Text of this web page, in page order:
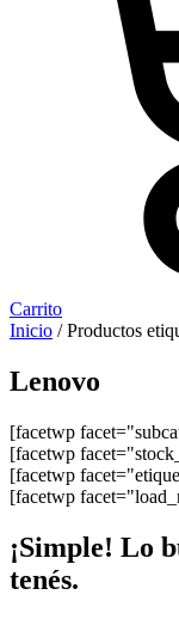
Carrito
Inicio / Productos
Lenovo
[facetwp
[facetwp
[facetwp
[facetwp
¡Simple! Lo
tenés.